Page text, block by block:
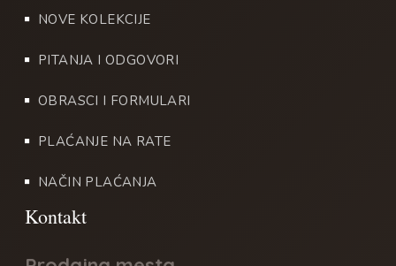
NOVE KOLEKCIJE
PITANJA I ODGOVORI
OBRASCI I FORMULARI
PLAĆANJE NA RATE
NAČIN PLAĆANJA